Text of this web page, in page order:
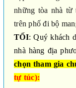
những tòa nhà từ
trên phố đi bộ
TỐI:Quý khách
nhà hàng địa
chọn tham gia
tự túc):